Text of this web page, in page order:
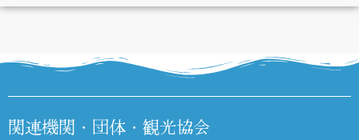
DIARY
関連機関・団体・観光協会